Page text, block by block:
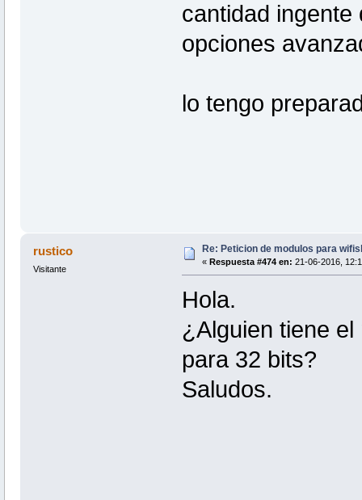
cantidad
opciones
lo tengo
rustico
Visitante
Re: Peticion de modulos para
« Respuesta #474 en: 21-06-2016,
Hola.
¿Alguien tiene
para 32 bits?
Saludos.